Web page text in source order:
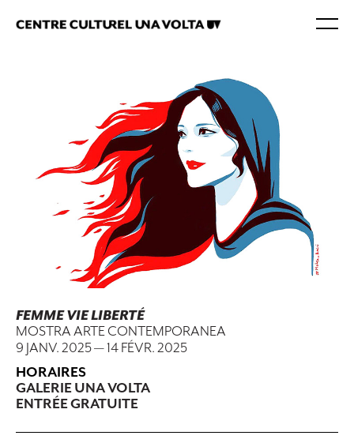
FEMME VIE LIBERTÉ
MOSTRA ARTE CONTEMPORANEA
9 JANV. 2025—14 FÉVR. 2025
HORAIRES
GALERIE UNA VOLTA
ENTRÉE GRATUITE